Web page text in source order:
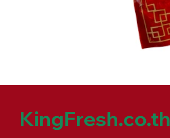
KingFresh.co.th